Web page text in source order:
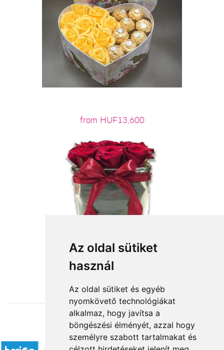
Az oldal sütiket
használ
Az oldal sütiket és egyéb
nyomkövető technológiákat
alkalmaz, hogy javítsa a
böngészési élményét, azzal hogy
személyre szabott tartalmakat és
from HUF13,600
from HUF35,296
Accepted payment methods